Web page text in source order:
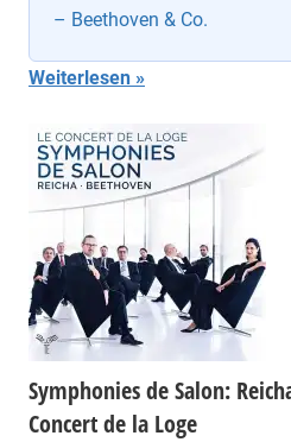
– Beethoven & Co.
Weiterlesen
Symphonies de Salon:
Concert de la Loge